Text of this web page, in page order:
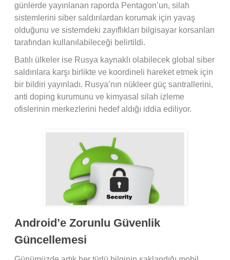
günlerde yayınlanan raporda Pentagon’un, silah
sistemlerini siber saldırılardan korumak için yavaş
olduğunu ve sistemdeki zayıflıkları bilgisayar korsanları
tarafından kullanılabileceği belirtildi.
Batılı ülkeler ise Rusya kaynaklı olabilecek global siber
saldırılara karşı birlikte ve koordineli hareket etmek için
bir bildiri yayınladı. Rusya’nın nükleer güç santrallerini,
anti doping kurumunu ve kimyasal silah izleme
ofislerinin merkezlerini hedef aldığı iddia ediliyor.
Android’e Zorunlu Güvenlik
Güncellemesi